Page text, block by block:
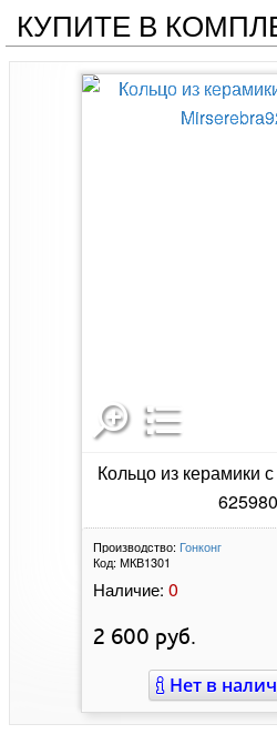
КУПИТЕ В
Кольцо из керамики
625980
Производство: Гонконг
Код: МКВ1301
Наличие: 0
2 600 руб.
Нет в